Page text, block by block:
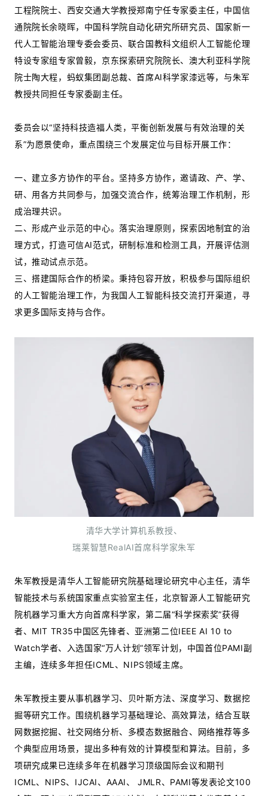
工程院院士、西安交通大学教授郑南宁任专家委主任，中国信
通院院长余晓晖，中国科学院自动化研究所研究员、国家新一
代人工智能治理专委会委员、联合国教科文组织人工智能伦理
特设专家组专家曾毅，京东探索研究院院长、澳大利亚科学院
院士陶大程，蚂蚁集团副总裁、首席AI科学家漆远等，与朱军
教授共同担任专家委副主任。
委员会以“坚持科技造福人类，平衡创新发展与有效治理的关
系”为愿景使命，重点围绕三个发展定位与目标开展工作：
一、建立多方协作的平台。坚持多方协作，邀请政、产、学、
研、用各方共同参与，加强交流合作，统筹治理工作机制，形
成治理共识。
二、形成产业示范的中心。落实治理原则，探索因地制宜的治
理方式，打造可信AI范式，研制标准和检测工具，开展评估测
试，推动试点示范。
三、搭建国际合作的桥梁。秉持包容开放，积极参与国际组织
的人工智能治理工作，为我国人工智能科技交流打开渠道，寻
求更多国际支持与合作。
清华大学计算机系教授、
瑞莱智慧RealAI首席科学家朱军
朱军教授是清华人工智能研究院基础理论研究中心主任，清华
智能技术与系统国家重点实验室主任，北京智源人工智能研究
院机器学习重大方向首席科学家，第二届“科学探索奖”获得
者、MIT TR35中国区先锋者、亚洲第二位IEEE AI 10 to
Watch学者、入选国家“万人计划”领军计划，中国首位PAMI副
主编，连续多年担任ICML、NIPS领域主席。
朱军教授主要从事机器学习、贝叶斯方法、深度学习、数据挖
掘等研究工作。围绕机器学习基础理论、高效算法，结合互联
网数据挖掘、社交网络分析、多模态数据融合、网络推荐等多
个典型应用场景，提出多种有效的计算模型和算法。目前，多
项研究成果已连续多年在机器学习顶级国际会议和期刊
ICML、NIPS、IJCAI、AAAI、 JMLR、PAMI等发表论文100